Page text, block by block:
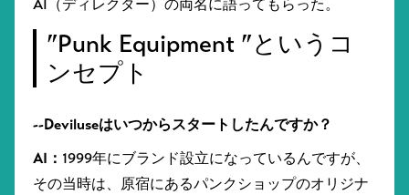
AI（ディレクター）の両名に語ってもらった。
”Punk Equipment ”というコ
ンセプト
--Deviluseはいつからスタートしたんですか？
AI： 1999年にブランド設立になっているんですが、
その当時は、原宿にあるパンクショップのオリジナ